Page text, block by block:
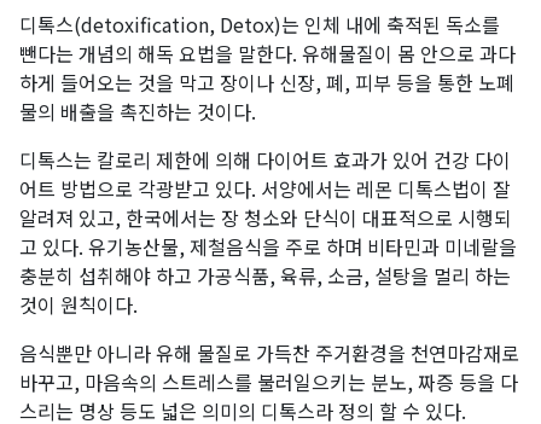
디톡스(detoxification, Detox)는 인체 내에 축적된 독소를
뺀다는 개념의 해독 요법을 말한다. 유해물질이 몸 안으로 과다
하게 들어오는 것을 막고 장이나 신장, 폐, 피부 등을 통한 노폐
물의 배출을 촉진하는 것이다.
디톡스는 칼로리 제한에 의해 다이어트 효과가 있어 건강 다이
어트 방법으로 각광받고 있다. 서양에서는 레몬 디톡스법이 잘
알려져 있고, 한국에서는 장 청소와 단식이 대표적으로 시행되
고 있다. 유기농산물, 제철음식을 주로 하며 비타민과 미네랄을
충분히 섭취해야 하고 가공식품, 육류, 소금, 설탕을 멀리 하는
것이 원칙이다.
음식뿐만 아니라 유해 물질로 가득찬 주거환경을 천연마감재로
바꾸고, 마음속의 스트레스를 불러일으키는 분노, 짜증 등을 다
스리는 명상 등도 넓은 의미의 디톡스라 정의 할 수 있다.